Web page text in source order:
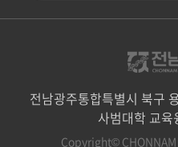
전남광주통합특별시 북구
사범대학 교
Copyright© CHONNAM